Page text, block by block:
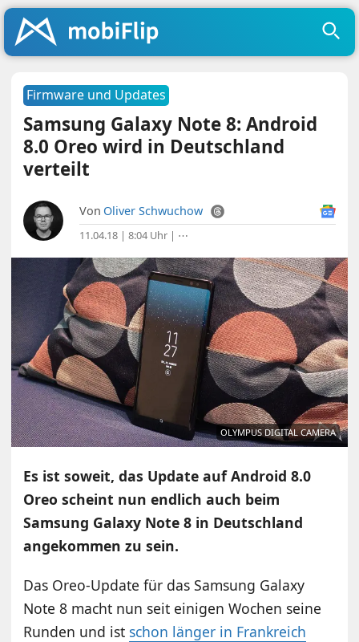
Firmware und Updates
Samsung Galaxy Note 8: Android
8.0 Oreo wird in Deutschland
verteilt
Von Oliver Schwuchow
11.04.18 | 8:04 Uhr | ⋯
OLYMPUS DIGITAL CAMERA
Es ist soweit, das Update auf Android 8.0
Oreo scheint nun endlich auch beim
Samsung Galaxy Note 8 in Deutschland
angekommen zu sein.
Das Oreo-Update für das Samsung Galaxy
Note 8 macht nun seit einigen Wochen seine
Runden und ist schon länger in Frankreich